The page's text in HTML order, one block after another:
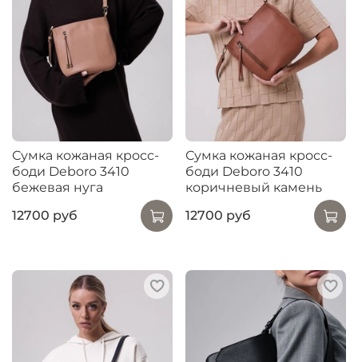
Сумка кожаная кросс-
боди Deboro 3410
бежевая нуга
12700 руб
Сумка кожаная кросс-
боди Deboro 3410
коричневый камень
12700 руб